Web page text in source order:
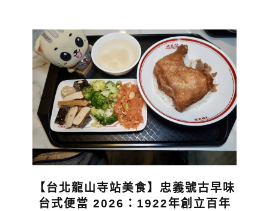
【台北龍山寺站美食】忠義號古早味
台式便當 2026：1922年創立百年